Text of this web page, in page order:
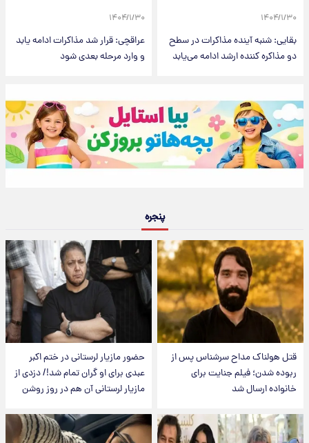
۱۴۰۴/۱/۳۰
بقایی: شنبه آینده مذاکرات در سطح
دو مذاکره کننده ارشد ادامه می‌یابد
۱۴۰۴/۱/۳۰
عراقچی: قرار شد مذاکرات ادامه یابد
و وارد مرحله بعدی شود
پنجره
قتل هولناک مداح سرشناس پس از
ربوده شدن؛ فیلم جنایت برای
خانواده ارسال شد
حضور مازیار لرستانی در ختم اکبر
عبدی برای او گران تمام شد!/ دزدی از
مازیار لرستانی آن هم در روز روشن